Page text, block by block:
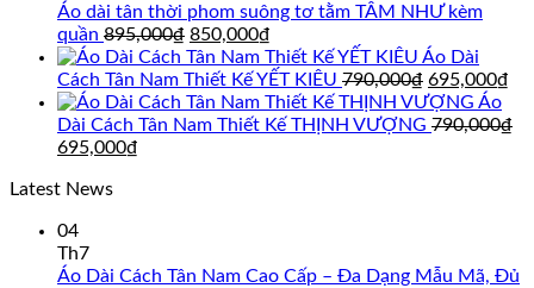
695,000₫.là:
595,000₫.
Áo dài tân thời phom suông tơ tằm TÂM NHƯ kèm
quần 895,000₫ Giá
gốc
là:
895,000₫.
850,000₫
hiện
tại
là:
850,000₫.
Áo Dài
Cách Tân Nam Thiết Kế YẾT KIÊU 790,000₫ Giá
gốc
là:
695,000₫
tại
Áo
Dài Cách Tân Nam Thiết Kế THỊNH VƯỢNG 790,000₫
Giá
là:
695,000₫
Latest News
04
Th7
Áo Dài Cách Tân Nam Cao Cấp – Đa Dạng Mẫu Mã, Đủ